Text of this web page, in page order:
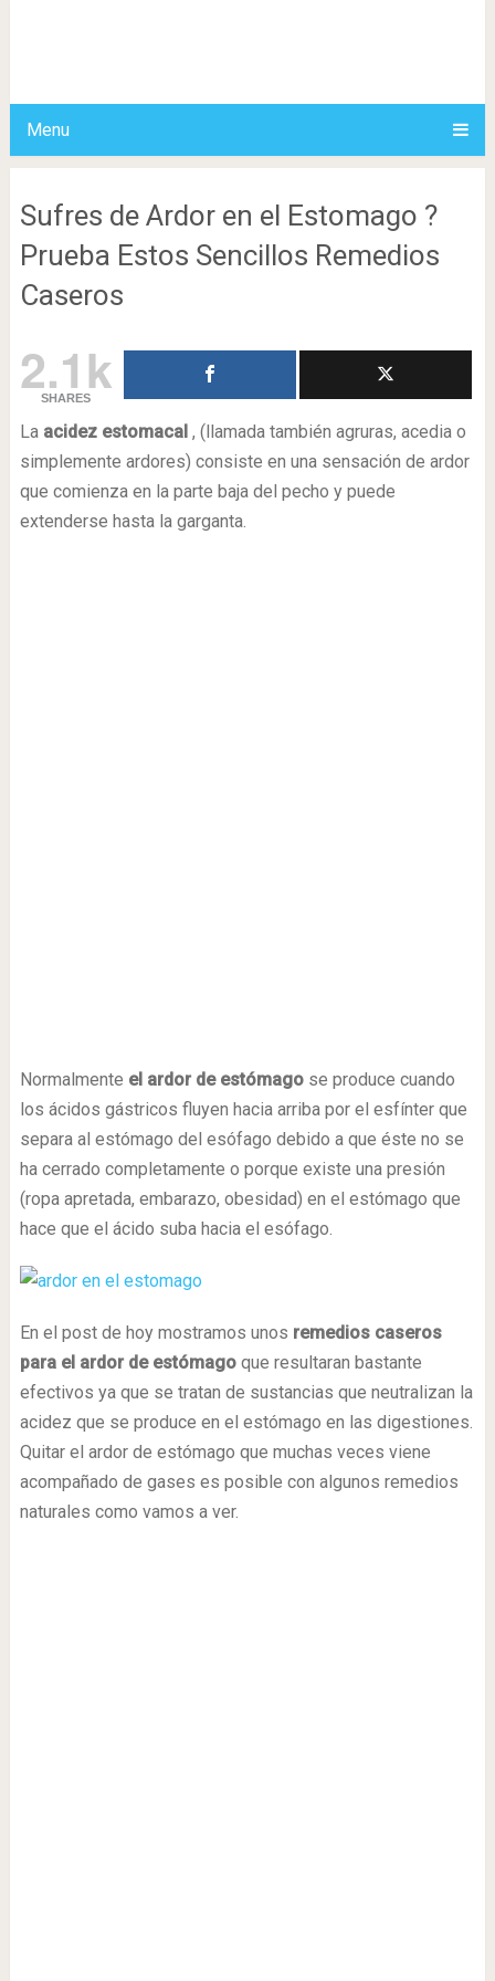
Menu
Sufres de Ardor en el Estomago ?
Prueba Estos Sencillos Remedios
Caseros
2.1k
SHARES
La acidez estomacal, (llamada también agruras, acedia o
simplemente ardores) consiste en una sensación de ardor
que comienza en la parte baja del pecho y puede
extenderse hasta la garganta.
Normalmente el ardor de estómagose produce cuando
los ácidos gástricos fluyen hacia arriba por el esfínter que
separa al estómago del esófago debido a que éste no se
ha cerrado completamente o porque existe una presión
(ropa apretada, embarazo, obesidad) en el estómago que
hace que el ácido suba hacia el esófago.
En el post de hoy mostramos unos remedios caseros
para el ardor de estómagoque resultaran bastante
efectivos ya que se tratan de sustancias que neutralizan la
acidez que se produce en el estómago en las digestiones.
Quitar el ardor de estómago que muchas veces viene
acompañado de gases es posible con algunos remedios
naturales como vamos a ver.